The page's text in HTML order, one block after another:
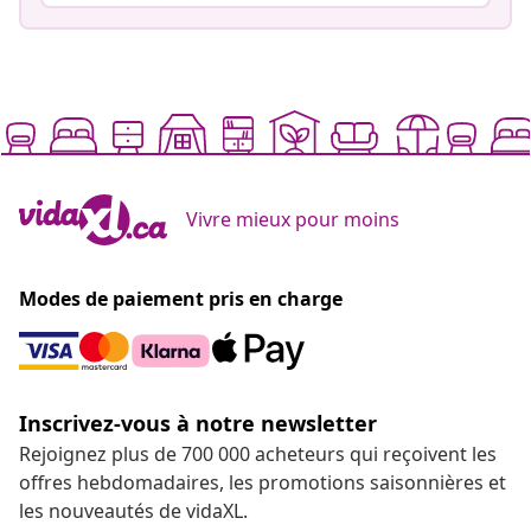
Vivre mieux pour moins
Modes de paiement pris en charge
Inscrivez-vous à notre newsletter
Rejoignez plus de 700 000 acheteurs qui reçoivent les
offres hebdomadaires, les promotions saisonnières et
les nouveautés de vidaXL.